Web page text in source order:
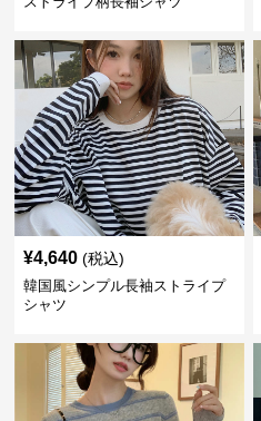
¥4,640 (税込)
韓国風シンプル長袖ストライプ
シャツ